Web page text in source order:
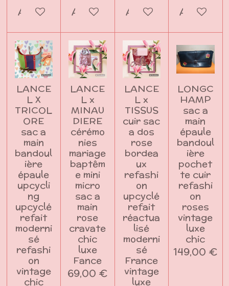
Ajouter au panierAjouter au panierAjouter au panier
Ajouter
LANCE
L X
TRICOL
ORE
sac a
main
bandoul
ière
épaule
upcycli
ng
upcyclé
refait
moderni
sé
refashi
on
vintage
chic
LANCE
L x
MINAU
DIERE
cérémo
nies
mariage
baptêm
e mini
micro
sac a
main
rose
cravate
chic
luxe
Fance
69,00 €
LANCE
L x
TISSUS
cuir sac
a dos
rose
bordea
ux
refashi
on
upcyclé
refait
réactua
lisé
moderni
sé
France
vintage
luxe
LONGC
HAMP
sac a
main
épaule
bandoul
ière
pochet
te cuir
refashi
on
roses
vintage
luxe
chic
149,00 €